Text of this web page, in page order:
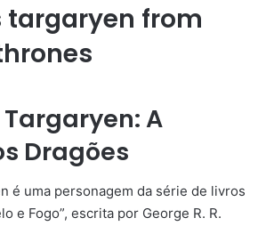
targaryen from
A
Dragões
é uma personagem da série de livros
e Fogo”, escrita por George R. R.